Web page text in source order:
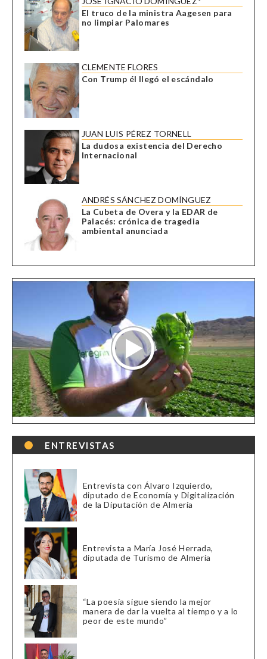
El truco de la ministra Aagesen para
no limpiar Palomares
CLEMENTE FLORES
Con Trump él llegó el escándalo
JUAN LUIS PÉREZ TORNELL
La dudosa existencia del Derecho
Internacional
ANDRÉS SÁNCHEZ DOMÍNGUEZ
La Cubeta de Overa y la EDAR de
Palacés: crónica de tragedia
ambiental anunciada
ENTREVISTAS
Entrevista con Álvaro Izquierdo,
diputado de Economía y Digitalización
de la Diputación de Almería
Entrevista a María José Herrada,
diputada de Turismo de Almería
“La poesía sigue siendo la mejor
manera de dar la vuelta al tiempo y a lo
peor de este mundo”